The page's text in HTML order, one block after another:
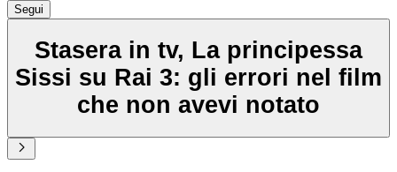
Segui
Stasera in tv, La principessa
Sissi su Rai 3: gli errori nel film
che non avevi notato